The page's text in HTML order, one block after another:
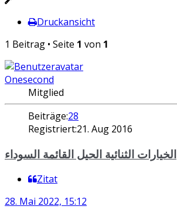
Druckansicht
1 Beitrag • Seite 1 von 1
Onesecond
Mitglied
Beiträge:28
Registriert:21. Aug 2016
الخيارات الثنائية الحيل القائمة السوداء
Zitat
28. Mai 2022, 15:12